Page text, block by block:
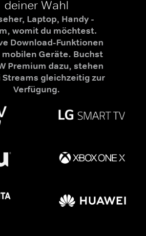
deiner Wahl
Laptop, Handy -
womit du möchtest.
Download-Funktionen
Geräte. Buchst
Premium dazu, stehen
Streams gleichzeitig zur
Verfügung.